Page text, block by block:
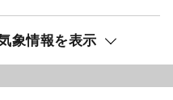
象情報を表示